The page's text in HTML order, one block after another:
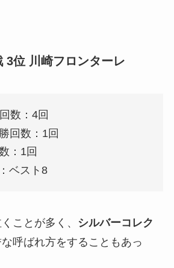
3位 川崎フロンターレ
数：4回
回数：1回
：1回
ベスト8
ことが多く、
シルバーコレク
呼ばれ方をすることもあっ